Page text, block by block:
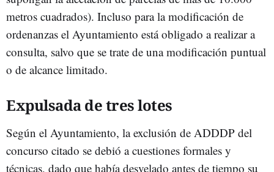
metros cuadrados). Incluso para la modificación de
ordenanzas el Ayuntamiento está obligado a realizar a
consulta, salvo que se trate de una modificación puntual
o de alcance limitado.
Expulsada de tres lotes
Según el Ayuntamiento, la exclusión de ADDDP del
concurso citado se debió a cuestiones formales y
técnicas, dado que había desvelado antes de tiempo su